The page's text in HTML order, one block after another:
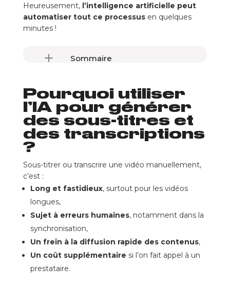
Heureusement, l’intelligence artificielle peut
automatiser tout ce processusen quelques
minutes !
Sommaire
Générer des sous-titres instantanément et sans effort
Créer des transcriptions complètes de réunions et conférences
Traduire automatiquement les sous-titres dans plusieurs langues
Des applications concrètes pour tous types de contenus
Formation en ligne et e-learning : améliorer l’accessibilité
Entreprises et réunions professionnelles : ne plus rien oublier
Des vidéos plus claires, des contenus plus accessibles
Pourquoi utiliser
l’IA pour générer
des sous-titres et
des transcriptions
?
Sous-titrer ou transcrire une vidéo manuellement,
c’est :
Long et fastidieux, surtout pour les vidéos
longues,
Sujet à erreurs humaines, notamment dans la
synchronisation,
Un frein à la diffusion rapide des contenus,
Un coût supplémentaire si l’on fait appel à un
prestataire.